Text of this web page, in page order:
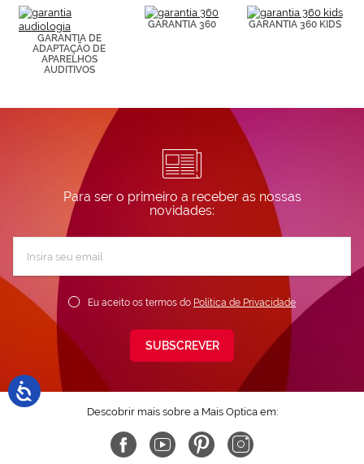
GARANTIA DE
ADAPTAÇÃO DE
APARELHOS
AUDITIVOS
GARANTIA 360 GARANTIA 360 KIDS
Para ser o primeiro a receber as nossas
novidades:
Newsletter:
Eu aceito os termos do Política de Privacidade
SUBSCREVER
Descobrir mais sobre a Mais Optica em: